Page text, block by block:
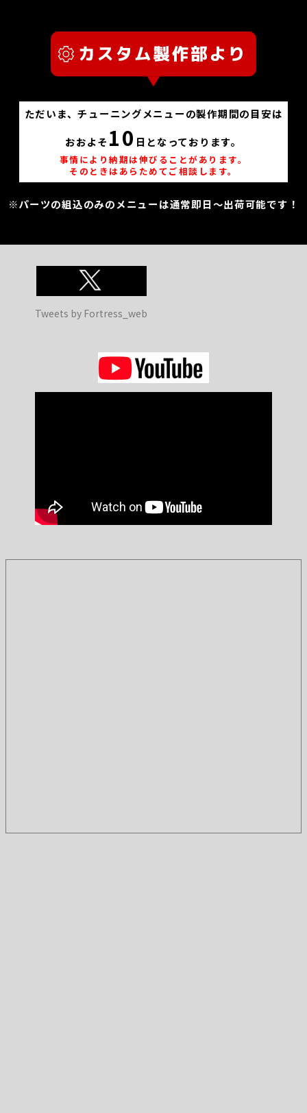
ただいま、チューニングメニューの製作期間の目安は
おおよそ 10 日となっております。
事情により納期は伸びることがあります。
そのときはあらためてご相談します。
※パーツの組込のみのメニューは通常即日～出荷可能です！
Tweets by Fortress_web